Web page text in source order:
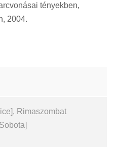
tényekben,
2004.
Rimaszombat